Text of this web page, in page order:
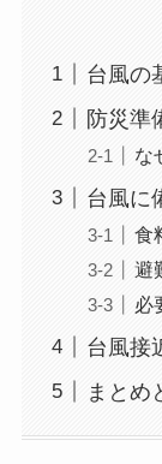
台風の
防災準
な
台風に
食
避
必
台風接
まとめ